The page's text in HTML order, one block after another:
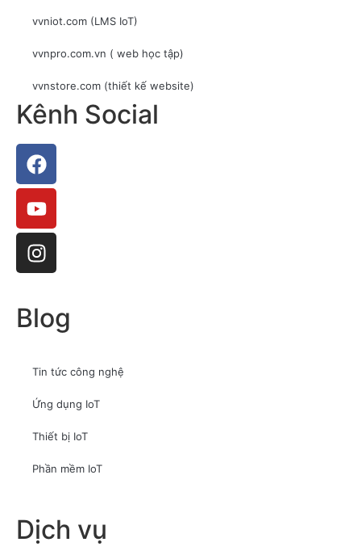
vvniot.com (LMS IoT)
vvnpro.com.vn ( web học tập)
vvnstore.com (thiết kế website)
Kênh Social
Blog
Tin tức công nghệ
Ứng dụng IoT
Thiết bị IoT
Phần mềm IoT
Dịch vụ